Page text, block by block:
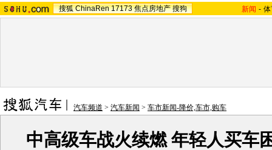
搜狐 ChinaRen 17173 焦点房地产 搜狗 新闻 -
汽车频道 > 汽车新闻 > 车市新闻-降价,车市,购车
中高级车战火续燃 年轻人买车